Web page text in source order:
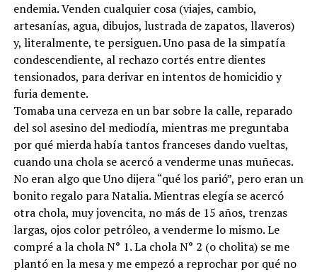
endemia. Venden cualquier cosa (viajes, cambio,
artesanías, agua, dibujos, lustrada de zapatos, llaveros)
y, literalmente, te persiguen. Uno pasa de la simpatía
condescendiente, al rechazo cortés entre dientes
tensionados, para derivar en intentos de homicidio y
furia demente.
Tomaba una cerveza en un bar sobre la calle, reparado
del sol asesino del mediodía, mientras me preguntaba
por qué mierda había tantos franceses dando vueltas,
cuando una chola se acercó a venderme unas muñecas.
No eran algo que Uno dijera “qué los parió”, pero eran un
bonito regalo para Natalia. Mientras elegía se acercó
otra chola, muy jovencita, no más de 15 años, trenzas
largas, ojos color petróleo, a venderme lo mismo. Le
compré a la chola N° 1. La chola N° 2 (o cholita) se me
plantó en la mesa y me empezó a reprochar por qué no